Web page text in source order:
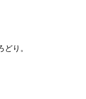
り。